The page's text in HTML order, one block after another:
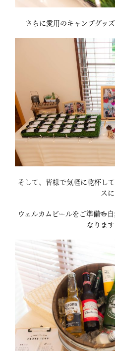
さらに愛用のキャンプグッ
そして、皆様で気軽に乾杯し
ス
ウェルカムビールをご準備🍻
なりま